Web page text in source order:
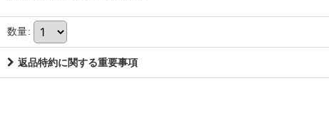
数量:
返品特約に関する重要事項